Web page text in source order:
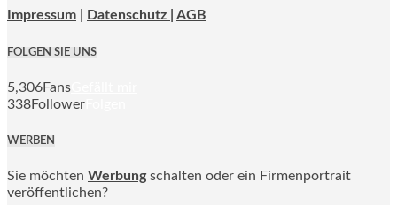
Impressum Datenschutz | AGB
FOLGEN SIE UNS
5,306Fans
338Follower
WERBEN
Sie möchten Werbung schalten oder ein Firmenportrait
veröffentlichen?